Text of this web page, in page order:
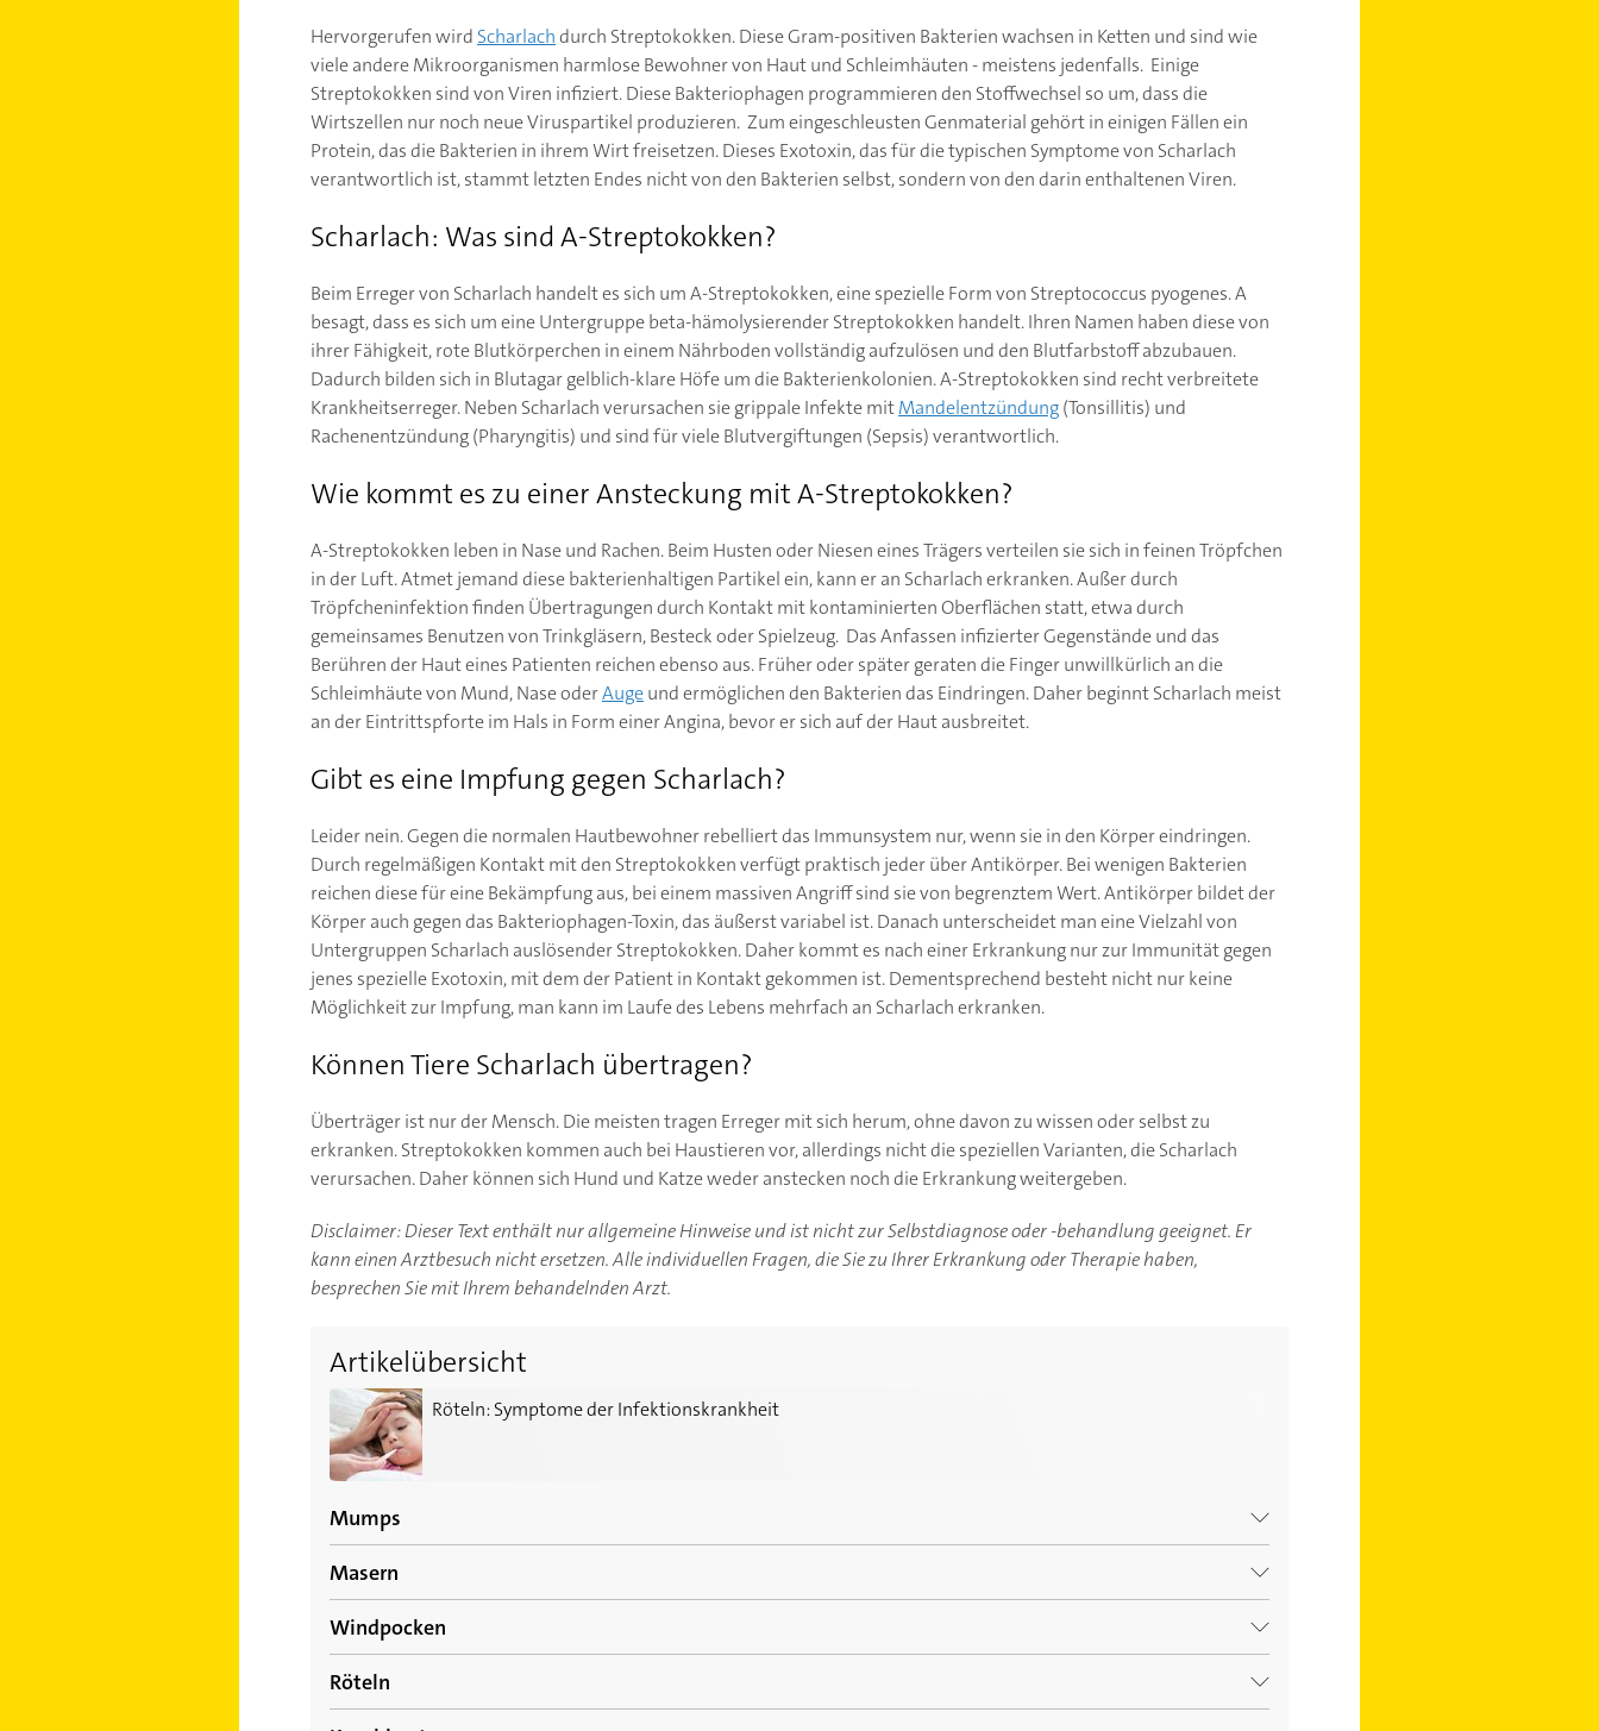
Hervorgerufen wird Scharlachdurch Streptokokken. Diese Gram-positiven Bakterien wachsen in Ketten und sind wie
viele andere Mikroorganismen harmlose Bewohner von Haut und Schleimhäuten - meistens jedenfalls. Einige
Streptokokken sind von Viren infiziert. Diese Bakteriophagen programmieren den Stoffwechsel so um, dass die
Wirtszellen nur noch neue Viruspartikel produzieren. Zum eingeschleusten Genmaterial gehört in einigen Fällen ein
Protein, das die Bakterien in ihrem Wirt freisetzen. Dieses Exotoxin, das für die typischen Symptome von Scharlach
verantwortlich ist, stammt letzten Endes nicht von den Bakterien selbst, sondern von den darin enthaltenen Viren.
Scharlach: Was sind A-Streptokokken?
Beim Erreger von Scharlach handelt es sich um A-Streptokokken, eine spezielle Form von Streptococcus pyogenes. A
besagt, dass es sich um eine Untergruppe beta-hämolysierender Streptokokken handelt. Ihren Namen haben diese von
ihrer Fähigkeit, rote Blutkörperchen in einem Nährboden vollständig aufzulösen und den Blutfarbstoff abzubauen.
Dadurch bilden sich in Blutagar gelblich-klare Höfe um die Bakterienkolonien. A-Streptokokken sind recht verbreitete
Krankheitserreger. Neben Scharlach verursachen sie grippale Infekte mitMandelentzündung(Tonsillitis) und
Rachenentzündung (Pharyngitis) und sind für viele Blutvergiftungen (Sepsis) verantwortlich.
Wie kommt es zu einer Ansteckung mit A-Streptokokken?
A-Streptokokken leben in Nase und Rachen. Beim Husten oder Niesen eines Trägers verteilen sie sich in feinen Tröpfchen
in der Luft. Atmet jemand diese bakterienhaltigen Partikel ein, kann er an Scharlach erkranken. Außer durch
Tröpfcheninfektion finden Übertragungen durch Kontakt mit kontaminierten Oberflächen statt, etwa durch
gemeinsames Benutzen von Trinkgläsern, Besteck oder Spielzeug. Das Anfassen infizierter Gegenstände und das
Berühren der Haut eines Patienten reichen ebenso aus. Früher oder später geraten die Finger unwillkürlich an die
Schleimhäute von Mund, Nase oderAugeund ermöglichen den Bakterien das Eindringen. Daher beginnt Scharlach meist
an der Eintrittspforte im Hals in Form einer Angina, bevor er sich auf der Haut ausbreitet.
Gibt es eine Impfung gegen Scharlach?
Leider nein. Gegen die normalen Hautbewohner rebelliert das Immunsystem nur, wenn sie in den Körper eindringen.
Durch regelmäßigen Kontakt mit den Streptokokken verfügt praktisch jeder über Antikörper. Bei wenigen Bakterien
reichen diese für eine Bekämpfung aus, bei einem massiven Angriff sind sie von begrenztem Wert. Antikörper bildet der
Körper auch gegen das Bakteriophagen-Toxin, das äußerst variabel ist. Danach unterscheidet man eine Vielzahl von
Untergruppen Scharlach auslösender Streptokokken. Daher kommt es nach einer Erkrankung nur zur Immunität gegen
jenes spezielle Exotoxin, mit dem der Patient in Kontakt gekommen ist. Dementsprechend besteht nicht nur keine
Möglichkeit zur Impfung, man kann im Laufe des Lebens mehrfach an Scharlach erkranken.
Können Tiere Scharlach übertragen?
Überträger ist nur der Mensch. Die meisten tragen Erreger mit sich herum, ohne davon zu wissen oder selbst zu
erkranken. Streptokokken kommen auch bei Haustieren vor, allerdings nicht die speziellen Varianten, die Scharlach
verursachen. Daher können sich Hund und Katze weder anstecken noch die Erkrankung weitergeben.
Disclaimer: Dieser Text enthält nur allgemeine Hinweise und ist nicht zur Selbstdiagnose oder -behandlung geeignet. Er
kann einen Arztbesuch nicht ersetzen. Alle individuellen Fragen, die Sie zu Ihrer Erkrankung oder Therapie haben,
besprechen Sie mit Ihrem behandelnden Arzt.
Artikelübersicht
Röteln: Symptome der Infektionskrankheit
Röteln: Symptome der Infektionskrankheit
Mumps
Was ist eigentlich Mumps?
Mumps: Das sind die Ursachen der Infektionskrankheit
Mumps bei Kindern erkennen: Symptome richtig deuten
Masern
An diesen Symptomen erkennen Sie Masern
Windpocken
Windpocken: Was sind Varizellen?
Röteln